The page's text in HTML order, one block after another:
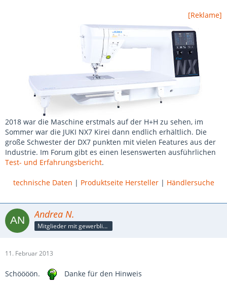
[Reklame]
2018 war die Maschine erstmals auf der H+H zu sehen, im
Sommer war die JUKI NX7 Kirei dann endlich erhältlich. Die
große Schwester der DX7 punkten mit vielen Features aus der
Industrie. Im Forum gibt es einen lesenswerten ausführlichen
Test- und Erfahrungsbericht.
technische Daten | Produktseite Hersteller| Händlersuche
Andrea N.
Mitglieder mit gewerblicher Verbindung, auch als Mitarbeiter/in
11. Februar 2013
Schöööön. Danke für den Hinweis